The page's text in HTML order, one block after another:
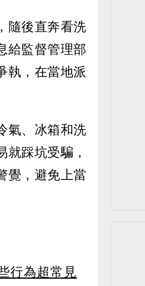
隨後直奔看洗
給監督管理部
執，在當地派
氣、冰箱和洗
踩坑受騙，
覺，避免上當
行為超常見